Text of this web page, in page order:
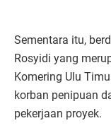
Sementara itu,
Rosyidi yang
Komering Ulu
korban penipuan
pekerjaan proyek.